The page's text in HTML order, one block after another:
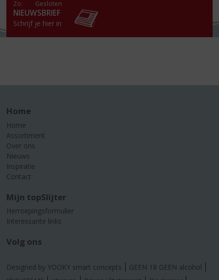
Zo:
Gesloten
NIEUWSBRIEF
Schrijf je hier in
Home
Home
Assortiment
Over ons
Nieuws
Inspiratie
Contact
Mijn topSlijter
Herroepingsformulier
Interessante links
Volg ons
Designed by YOOKY smart concepts
GEEN 18 GEEN alcohol